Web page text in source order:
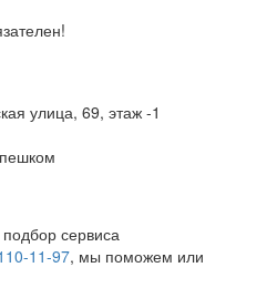
улица, 69, этаж -1
сервиса
11-97, мы поможем или